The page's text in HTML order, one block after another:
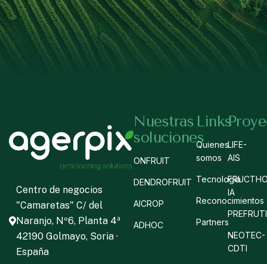
Centro de negocios
"Camaretas" C/ del
Naranjo, Nº6, Planta 4ª
42190 Golmayo, Soria ·
España
Nuestras
soluciones
ONFRUIT
DENDROFRUIT
AICROP
ADHOC
Links
Quienes
somos
Tecnología
Reconocimientos
Partners
LIFE-
AIS
IA
NEOTEC-
CDTI